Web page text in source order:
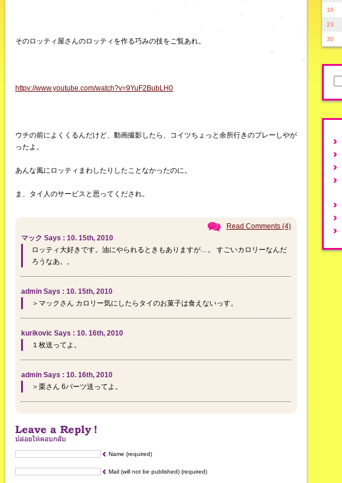
16
23
30
そのロッティ屋さんのロッティを作る巧みの技をご覧あれ。
httpv://www.youtube.com/watch?v=9YuF2BubLH0
ウチの前によくくるんだけど、動画撮影したら、コイツちょっと余所行きのプレーしやが
ったよ。
あんな風にロッティまわしたりしたことなかったのに。
ま、タイ人のサービスと思ってくだされ。
Read Comments (4)
マック Says : 10. 15th, 2010
ロッティ大好きです。油にやられるときもありますが…。 すごいカロリーなんだ
ろうなあ。。
admin Says : 10. 15th, 2010
＞マックさん カロリー気にしたらタイのお菓子は食えないっす。
kurikovic Says : 10. 16th, 2010
１枚送ってよ。
admin Says : 10. 16th, 2010
＞栗さん 6バーツ送ってよ。
Name (required)
Mail (will not be published) (required)